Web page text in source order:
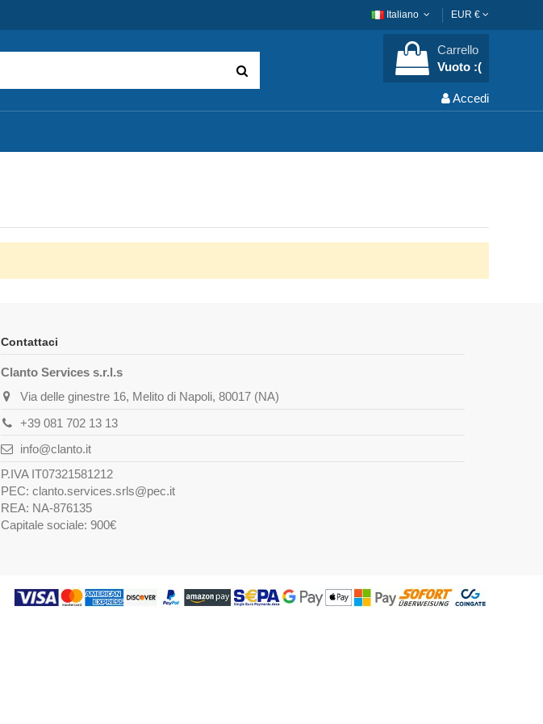
Italiano EUR €
Carrello
Vuoto :(
Accedi
Contattaci
Clanto Services s.r.l.s
Via delle ginestre 16, Melito di Napoli, 80017 (NA)
+39 081 702 13 13
info@clanto.it
P.IVA IT07321581212
PEC: clanto.services.srls@pec.it
REA: NA-876135
Capitale sociale: 900€